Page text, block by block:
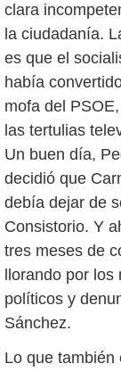
clara
la ciudadanía.
es que el
había
mofa del
las tertulias
Un buen día,
decidió que
debía dejar de
Consistorio. Y
tres meses de
llorando por
políticos y
Sánchez.
Lo que también